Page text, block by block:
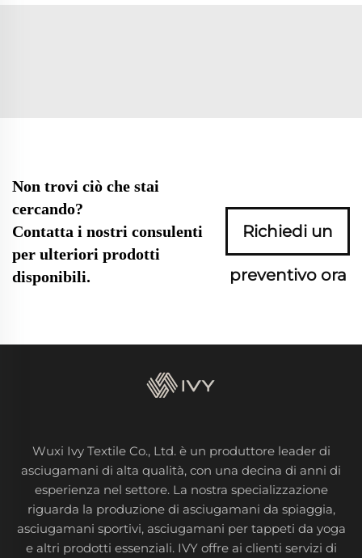
Non trovi ciò che stai
cercando?
Contatta i nostri consulenti
per ulteriori prodotti
disponibili.
Richiedi un
preventivo ora
Wuxi Ivy Textile Co., Ltd. è un produttore leader di
asciugamani di alta qualità, con una decina di anni di
esperienza nel settore. La nostra specializzazione
riguarda la produzione di asciugamani da spiaggia,
asciugamani sportivi, asciugamani per tappeti da yoga
e altri prodotti essenziali. IVY offre ai clienti servizi di